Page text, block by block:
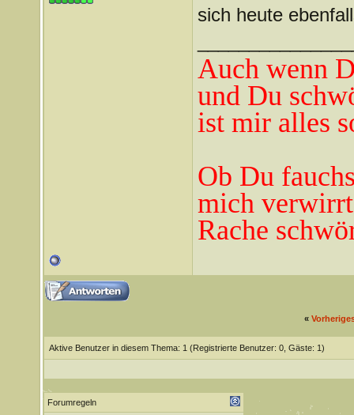
sich heute
Auch wenn
und Du
ist mir alles
Ob Du
mich
Rache
«
Aktive Benutzer in diesem Thema: 1 (Registrierte Benutzer: 0, Gäste: 1)
Forumregeln